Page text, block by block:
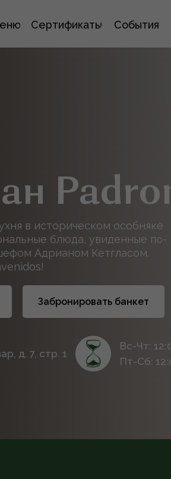
Сертификаты События
в историческом особняке
блюда, увиденные по-
Адрианом Кетгласом.
Вс-Чт:
Пт-Сб:
Забронировать банкет
д. 7, стр. 1